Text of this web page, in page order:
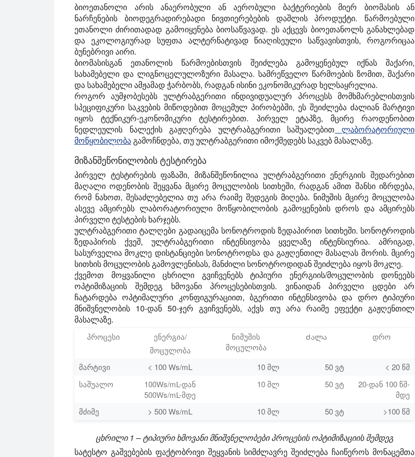
ბიოეთანოლი არის ანაერობული ან აერობული ბაქტერიების მიერ ბიომასის ან
ნარჩენების ბიოდეგრადირებადი ნივთიერებების დაშლის პროდუქტი. წარმოებული
ეთანოლი ძირითადად გამოიყენება ბიოსაწვავად. ეს აქცევს ბიოეთანოლს განახლებად
და ეკოლოგიურად სუფთა ალტერნატივად წიაღისეული საწვავისთვის, როგორიცაა
ბუნებრივი აირი.
ბიომასისგან ეთანოლის წარმოებისთვის შეიძლება გამოყენებულ იქნას შაქარი,
სახამებელი და ლიგნოცელულოზური მასალა. სამრეწველო წარმოების ზომით, შაქარი
და სახამებელი ამჟამად ჭარბობს, რადგან ისინი ეკონომიკურად ხელსაყრელია.
როგორ აუმჯობესებს ულტრაბგერითი ინდივიდუალურ პროცესს მომხმარებლისთვის
სპეციფიკური საკვების მიწოდებით მოცემულ პირობებში, ეს შეიძლება ძალიან მარტივი
იყოს ტექნიკურ-ეკონომიკური ტესტირებით. პირველ ეტაპზე, მცირე რაოდენობით
ნედლეულის ნალექის გაჟღერება ულტრაბგერითი საშუალებით ლაბორატორიული
მოწყობილობაგამოჩნდება, თუ ულტრაბგერითი იმოქმედებს საკვებ მასალაზე.
მიზანშეწონილობის ტესტირება
პირველ ტესტირების ფაზაში, მიზანშეწონილია ულტრაბგერითი ენერგიის შედარებით
მაღალი ოდენობის შეყვანა მცირე მოცულობის სითხეში, რადგან ამით შანსი იზრდება,
რომ ნახოთ, შესაძლებელია თუ არა რაიმე შედეგის მიღება. ნიმუშის მცირე მოცულობა
ასევე ამცირებს ლაბორატორიული მოწყობილობის გამოყენების დროს და ამცირებს
პირველი ტესტების ხარჯებს.
ულტრაბგერითი ტალღები გადაიცემა სონოტროდის ზედაპირით სითხეში. სონოტროდის
ზედაპირის ქვეშ, ულტრაბგერითი ინტენსივობა ყველაზე ინტენსიურია. ამრიგად,
სასურველია მოკლე დისტანციები სონოტროდსა და გაჟღენთილ მასალას შორის. მცირე
სითხის მოცულობის გამოვლენისას, მანძილი სონოტროდიდან შეიძლება იყოს მოკლე.
ქვემოთ მოყვანილი ცხრილი გვიჩვენებს ტიპიური ენერგიის/მოცულობის დონეებს
ოპტიმიზაციის შემდეგ ხმოვანი პროცესებისთვის. ვინაიდან პირველი ცდები არ
ჩატარდება ოპტიმალური კონფიგურაციით, ბგერითი ინტენსივობა და დრო ტიპიური
მნიშვნელობის 10-დან 50-ჯერ გვიჩვენებს, აქვს თუ არა რაიმე ეფექტი გაჟღენთილ
მასალაზე.
პროცესი
ენერგია/
მოცულობა
ნიმუშის
მოცულობა
Ძალა დრო
მარტივი < 100 Ws/mL 10 მლ 50 ვტ
< 20 წმ
საშუალო
100Ws/mL-დან
500Ws/mL-მდე
10 მლ 50 ვტ
20-დან 100 წმ-
მდე
მძიმე
> 500 Ws/mL 10 მლ 50 ვტ >100 წმ
ცხრილი 1 – ტიპიური ხმოვანი მნიშვნელობები პროცესის ოპტიმიზაციის შემდეგ
სატესტო გაშვებების ფაქტობრივი შეყვანის სიმძლავრე შეიძლება ჩაიწეროს მონაცემთა